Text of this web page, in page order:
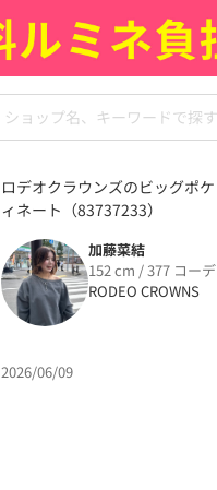
ロデオクラウンズのビッグポ
ィネート（83737233）
加藤菜結
152 cm / 377 コーデ
RODEO CROWNS
2026/06/09